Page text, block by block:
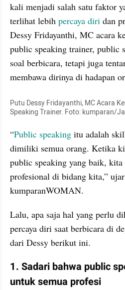
kali menjadi salah satu faktor
terlihat lebih percaya diri dan
Dessy Fridayanthi, MC acara
public speaking trainer, public
soal berbicara, tetapi juga
membawa dirinya di hadapan
Putu Dessy Fridayanthi, MC Acara
Speaking Trainer. Foto: kumparan/
“Public speaking itu adalah
dimiliki semua orang. Ketika
public speaking yang baik,
profesional di bidang kita,”
kumparanWOMAN.
Lalu, apa saja hal yang perlu
percaya diri saat berbicara di
dari Dessy berikut ini.
1. Sadari bahwa public
untuk semua profesi